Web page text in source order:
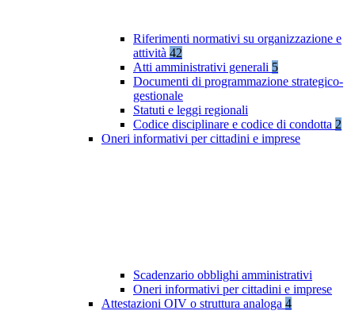
Riferimenti normativi su organizzazione e
attività 42
Atti amministrativi generali 5
Documenti di programmazione strategico-
gestionale
Statuti e leggi regionali
Codice disciplinare e codice di condotta 2
Oneri informativi per cittadini e imprese
Scadenzario obblighi amministrativi
Oneri informativi per cittadini e imprese
Attestazioni OIV o struttura analoga 4